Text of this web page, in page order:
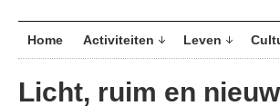
Home Activiteiten Leven
Licht, ruim en